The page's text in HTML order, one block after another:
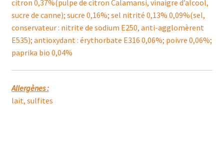
citron 0,37%(pulpe de citron Calamansi, vinaigre d’alcool,
sucre de canne); sucre 0,16%; sel nitrité 0,13% 0,09%(sel,
conservateur : nitrite de sodium E250, anti-agglomèrent
E535); antioxydant : érythorbate E316 0,06%; poivre 0,06%;
paprika bio 0,04%
Allergènes :
lait, sulfites